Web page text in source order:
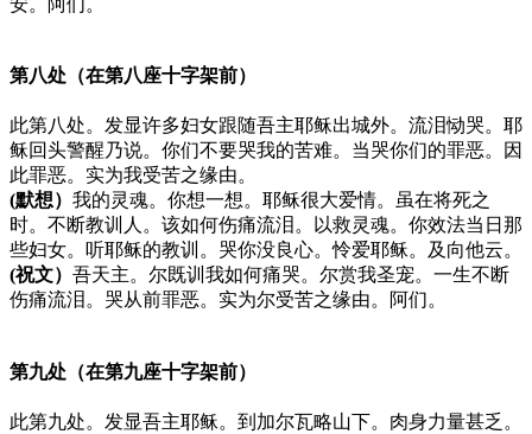
第八处（在第八座十字架前）
此第八处。发显许多妇女跟随吾主耶稣出城外。流泪恸哭。耶
稣回头警醒乃说。你们不要哭我的苦难。当哭你们的罪恶。因
此罪恶。实为我受苦之缘由。
(默想） 我的灵魂。你想一想。耶稣很大爱情。虽在将死之
时。不断教训人。该如何伤痛流泪。以救灵魂。你效法当日那
些妇女。听耶稣的教训。哭你没良心。怜爱耶稣。及向他云。
(祝文） 吾天主。尔既训我如何痛哭。尔赏我圣宠。一生不断
伤痛流泪。哭从前罪恶。实为尔受苦之缘由。阿们。
第九处（在第九座十字架前）
此第九处。发显吾主耶稣。到加尔瓦略山下。肉身力量甚乏。